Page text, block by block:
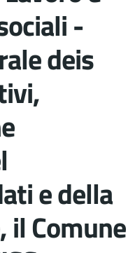
-
deis
e della
il Comune